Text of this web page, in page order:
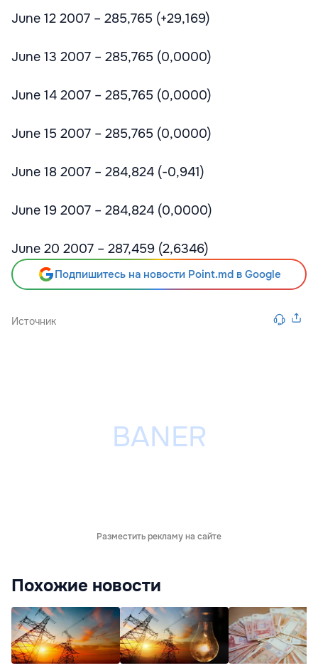
June 12 2007 – 285,765 (+29,169)
June 13 2007 – 285,765 (0,0000)
June 14 2007 – 285,765 (0,0000)
June 15 2007 – 285,765 (0,0000)
June 18 2007 – 284,824 (-0,941)
June 19 2007 – 284,824 (0,0000)
June 20 2007 – 287,459 (2,6346)
Подпишитесь на новости Point.md в Google
Источник
Разместить рекламу на сайте
Похожие новости